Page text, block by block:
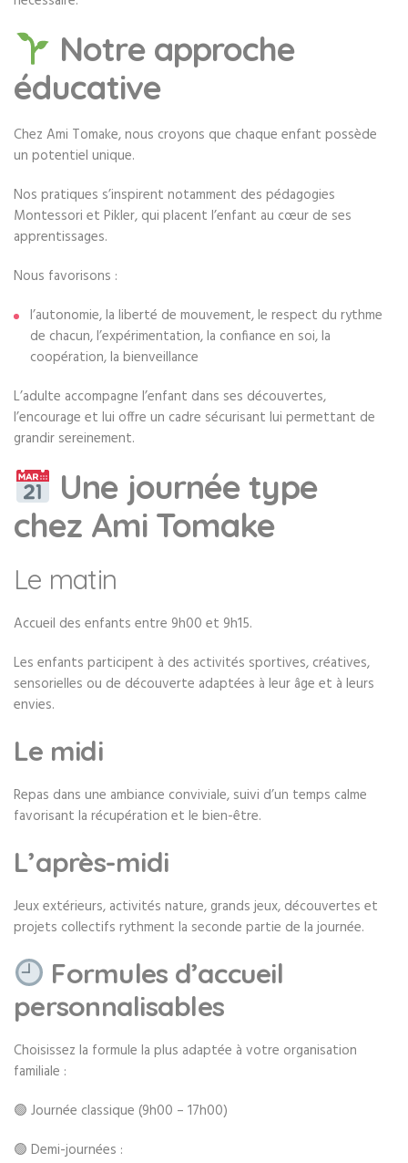
Notre approche
éducative
Chez Ami Tomake, nous croyons que chaque enfant possède
un potentiel unique.
Nos pratiques s’inspirent notamment des pédagogies
Montessori et Pikler, qui placent l’enfant au cœur de ses
apprentissages.
Nous favorisons :
l’autonomie, la liberté de mouvement, le respect du rythme
de chacun, l’expérimentation, la confiance en soi, la
coopération, la bienveillance
L’adulte accompagne l’enfant dans ses découvertes,
l’encourage et lui offre un cadre sécurisant lui permettant de
grandir sereinement.
Une journée type
chez Ami Tomake
Le matin
Accueil des enfants entre 9h00 et 9h15.
Les enfants participent à des activités sportives, créatives,
sensorielles ou de découverte adaptées à leur âge et à leurs
envies.
Le midi
Repas dans une ambiance conviviale, suivi d’un temps calme
favorisant la récupération et le bien-être.
L’après-midi
Jeux extérieurs, activités nature, grands jeux, découvertes et
projets collectifs rythment la seconde partie de la journée.
Formules d’accueil
personnalisables
Choisissez la formule la plus adaptée à votre organisation
familiale :
🟢 Journée classique (9h00 – 17h00)
🟢 Demi-journées :